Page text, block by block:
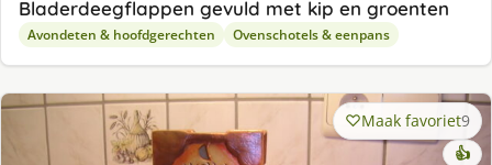
Bladerdeegflappen gevuld met kip en groenten
Avondeten & hoofdgerechten Ovenschotels & eenpans
Maak favoriet9
👍